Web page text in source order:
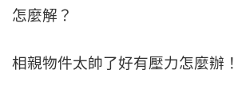
怎麼解？
相親物件太帥了好有壓力怎麼辦！